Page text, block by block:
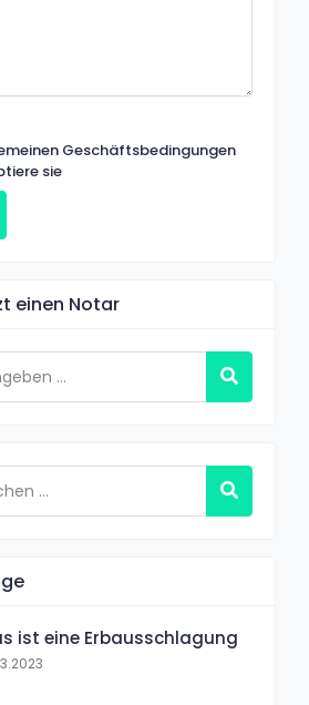
Geschäftsbedingungen
sie
einen Notar
ist eine Erbausschlagung